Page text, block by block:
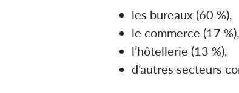
les bureaux (60 %),
le commerce (17 %),
l’hôtellerie (13 %),
d’autres secteurs